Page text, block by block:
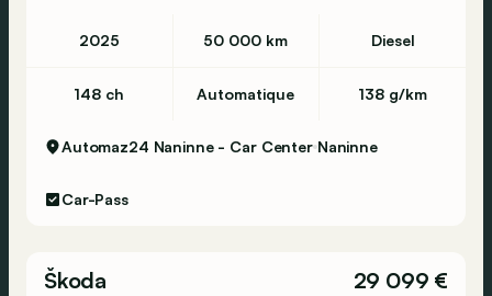
2025 50 000 km Diesel
148 ch Automatique 138 g/km
Automaz24 Naninne - Car Center Naninne
Car-Pass
Škoda
29 099 €